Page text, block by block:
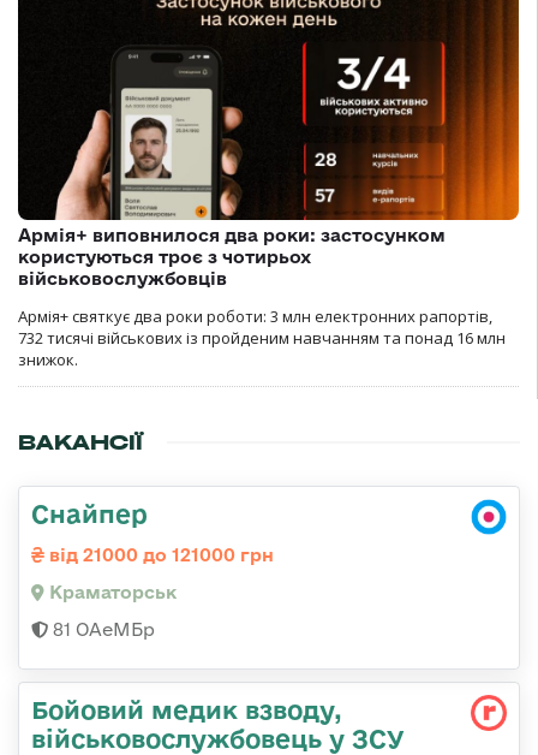
Армія+ виповнилося два роки: застосунком
користуються троє з чотирьох
військовослужбовців
Армія+ святкує два роки роботи: 3 млн електронних рапортів,
732 тисячі військових із пройденим навчанням та понад 16 млн
знижок.
ВАКАНСІЇ
Снайпер
від 21000 до 121000 грн
Краматорськ
81 ОАеМБр
Бойовий медик взводу,
військовослужбовець у ЗСУ